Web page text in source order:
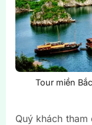
Tour miền
Quý khách tham